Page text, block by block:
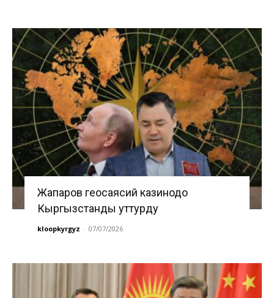
Жапаров геосаясий казинодо
Кыргызстанды уттурду
kloopkyrgyz - 07/07/2026